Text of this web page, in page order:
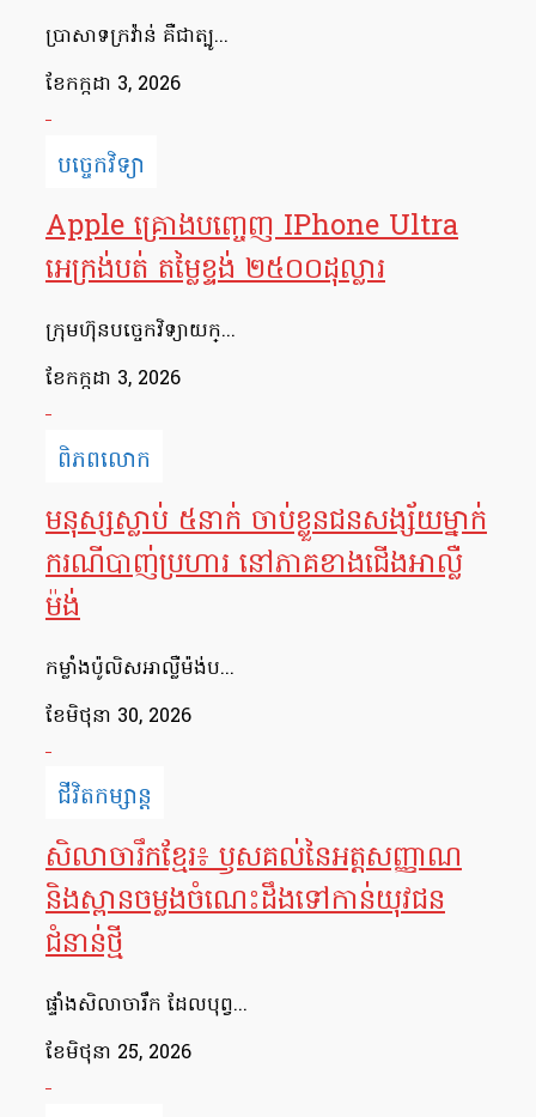
ប្រាសាទក្រវ៉ាន់ គឺជាត្បូ...
ខែ​កក្កដា 3, 2026
បច្ចេកវិទ្យា
Apple គ្រោងបញ្ចេញ IPhone Ultra
អេក្រង់បត់ តម្លៃខ្ទង់ ២៥០០ដុល្លារ
ក្រុមហ៊ុនបច្ចេកវិទ្យាយក្...
ខែ​កក្កដា 3, 2026
ពិភពលោក
មនុស្សស្លាប់ ៥នាក់ ចាប់ខ្លួនជនសង្ស័យម្នាក់
ករណីបាញ់ប្រហារ នៅភាគខាងជើងអាល្លឺ
ម៉ង់
កម្លាំងប៉ូលិសអាល្លឺម៉ង់ប...
ខែ​មិថុនា 30, 2026
ជីវិតកម្សាន្ត
សិលាចារឹកខ្មែរ៖ ឫសគល់នៃអត្តសញ្ញាណ
និងស្ពានចម្លងចំណេះដឹងទៅកាន់យុវជន
ជំនាន់ថ្មី
ផ្ទាំងសិលាចារឹក ដែលបុព្វ...
ខែ​មិថុនា 25, 2026